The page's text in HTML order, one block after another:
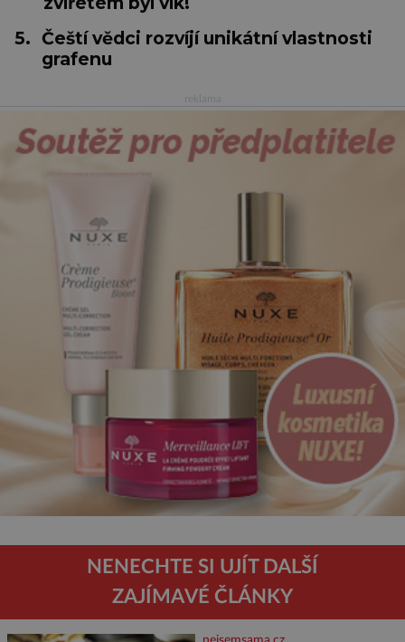
5. Čeští vědci rozvíjí unikátní vlastnosti
grafenu
NENECHTE SI UJÍT DALŠÍ
ZAJÍMAVÉ ČLÁNKY